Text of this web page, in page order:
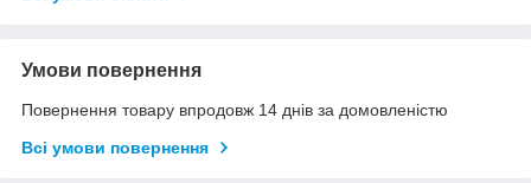
Умови повернення
Повернення товару впродовж 14 днів за домовленістю
Всі умови повернення